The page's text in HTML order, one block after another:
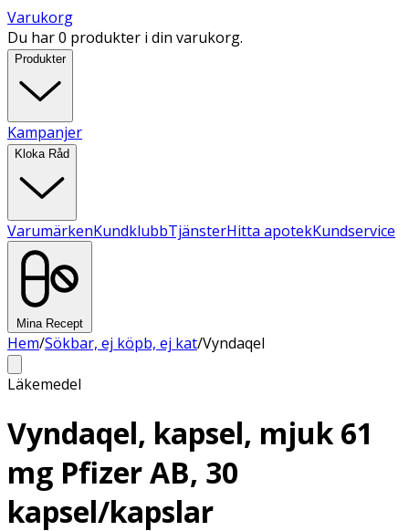
Varukorg
Du har 0 produkter i din varukorg.
Produkter
Kampanjer
Kloka Råd
VarumärkenKundklubbTjänsterHitta apotekKundservice
Mina Recept
Hem/Sökbar, ej köpb, ej kat/Vyndaqel
Läkemedel
Vyndaqel, kapsel, mjuk 61
mg Pfizer AB, 30
kapsel/kapslar